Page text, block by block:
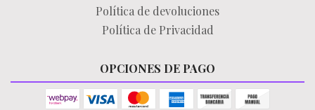
Política de devoluciones
Política de Privacidad
OPCIONES DE PAGO